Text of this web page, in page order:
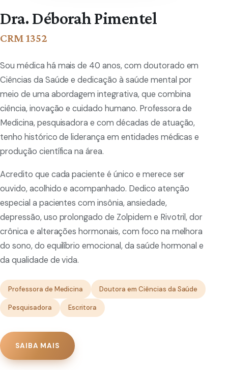
Dra. Déborah Pimentel
CRM 1352
Sou médica há mais de 40 anos, com doutorado em
Ciências da Saúde e dedicação à saúde mental por
meio de uma abordagem integrativa, que combina
ciência, inovação e cuidado humano. Professora de
Medicina, pesquisadora e com décadas de atuação,
tenho histórico de liderança em entidades médicas e
produção científica na área.
Acredito que cada paciente é único e merece ser
ouvido, acolhido e acompanhado. Dedico atenção
especial a pacientes com insônia, ansiedade,
depressão, uso prolongado de Zolpidem e Rivotril, dor
crônica e alterações hormonais, com foco na melhora
do sono, do equilíbrio emocional, da saúde hormonal e
da qualidade de vida.
Professora de Medicina Doutora em Ciências da Saúde
Pesquisadora Escritora
SAIBA MAIS